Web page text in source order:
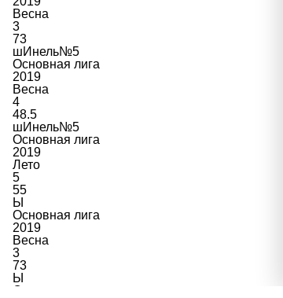
Весна
3
73
шИнель№5
Основная лига
2019
Весна
4
48.5
шИнель№5
Основная лига
2019
Лето
5
55
Ы
Основная лига
2019
Весна
3
73
Ы
Основная лига